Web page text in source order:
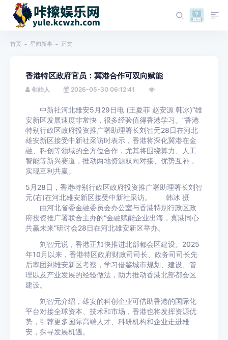
首页 星闻新事 正文
香港特区政府官员：冀港合作可双向赋能
创始人 2026-05-30 06:12:41
中新社河北雄安5月29日电 (王夏菲 赵安源 韩冰)“雄
安新区发展速度非常快，很多经验值得香港学习。”香港
特别行政区政府投资推广署助理署长刘智元28日在河北
雄安新区接受中新社采访时表示，香港将深化冀港在金
融、科创等领域的全方位合作，尤其将围绕算力、人工
智能等新兴赛道，推动两地资源双向对接、优势互补，
实现互利共赢。
5月28日，香港特别行政区政府投资推广署助理署长刘智
元(右)在河北雄安新区接受中新社采访。 韩冰 摄
由河北省委金融委员会办公室与香港特别行政区政
府投资推广署联合主办的“金融赋能企业出海，冀港同心
共赢未来”研讨会28日在河北雄安新区举办。
刘智元说，香港正加快推进北部都会区建设。2025
年10月以来，香港特区政府财政司司长、政务司司长先
后率团到雄安新区考察，学习借鉴城市规划、建设、管
理以及产业发展的经验做法，助力推动香港北部都会区
建设。
刘智元介绍，雄安的科创企业可借助香港的国际化
平台对接全球资本、技术和市场，香港也将发挥资源优
势，引荐更多国际高端人才、科研机构和企业走进雄
安，探寻发展机遇。